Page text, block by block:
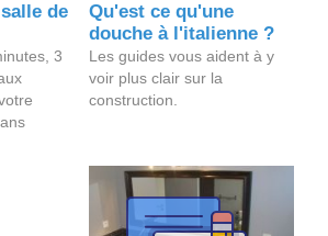
de
3
Qu'est ce qu'une
douche à l'italienne ?
Les guides vous aident à y
voir plus clair sur la
construction.